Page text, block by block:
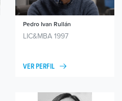
Pedro Ivan Rullán
LIC&MBA 1997
VER PERFIL